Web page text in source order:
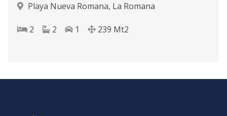
Playa Nueva Romana, La Romana
2 2 1 239 Mt2